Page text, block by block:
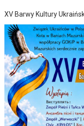
XV Barwy Kultury